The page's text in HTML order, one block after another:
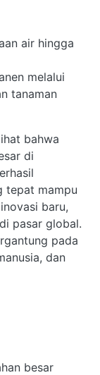
air hingga
melalui
tanaman
bahwa
di
tepat mampu
baru,
pasar global.
pada
dan
besar